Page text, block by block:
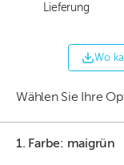
Lieferung
Wo
Wählen Sie Ihre
1. Farbe: maigrün